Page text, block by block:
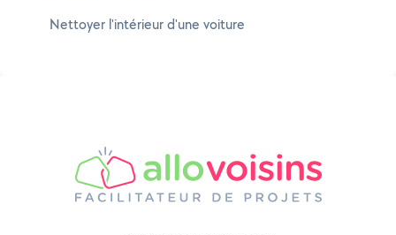
Nettoyer l'intérieur d'une voiture